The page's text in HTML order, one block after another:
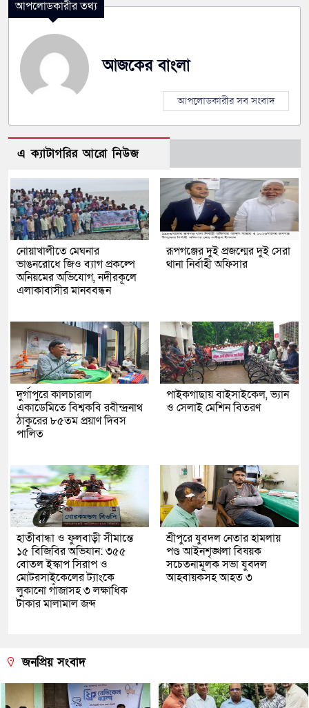
আপলোডকারীর তথ্য
আজকের বাংলা
আপলোডকারীর সব সংবাদ
এ ক্যাটাগরির আরো নিউজ
নোয়াখালীতে মেঘনার
ভাঙনরোধে জিও ব্যাগ প্রকল্পে
অনিয়মের অভিযোগ, নদীরকূলে
এলাকাবাসীর মানববন্ধন
রূপগঞ্জের দুই প্রজন্মের দুই সেরা
থানা নির্বাহী অফিসার
দুর্গাপুরে কালচারাল
একাডেমিতে বিশ্বকবি রবীন্দ্রনাথ
ঠাকুরের ৮৫তম প্রয়াণ দিবস
পালিত
পাইকগাছায় বাইসাইকেল, ভ্যান
ও সেলাই মেশিন বিতরণ
হাতীবান্ধা ও ফুলবাড়ী সীমান্তে
১৫ বিজিবির অভিযান: ৩৫৫
বোতল ইস্কাপ সিরাপ ও
মোটরসাইকেলের ট্যাংকে
লুকানো গাঁজাসহ ৩ লক্ষাধিক
টাকার মালামাল জব্দ
শ্রীপুরে যুবদল নেতার হামলায়
পণ্ড আইনশৃঙ্খলা বিষয়ক
সচেতনামূলক সভা যুবদল
আহবায়কসহ আহত ৩
জনপ্রিয় সংবাদ